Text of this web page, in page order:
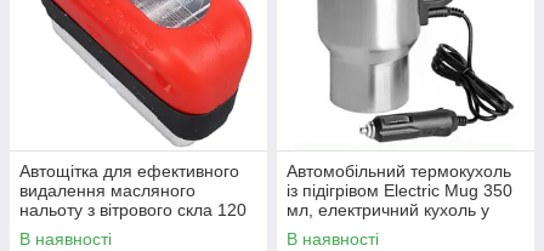
Автощітка для ефективного
видалення масляного
нальоту з вітрового скла 120
мл 2 шт.
В наявності
Автомобільний термокухоль
із підігрівом Electric Mug 350
мл, електричний кухоль у
машину від прикурювача
В наявності